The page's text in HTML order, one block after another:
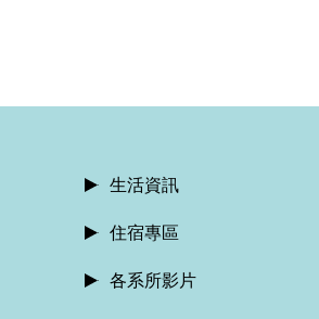
生活資訊
住宿專區
各系所影片